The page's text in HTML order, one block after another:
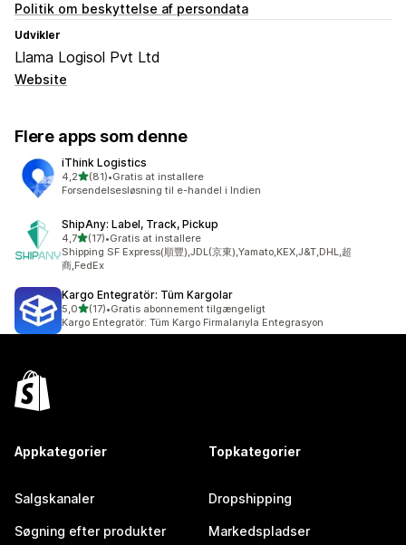
Politik om beskyttelse af persondata
Udvikler
Llama Logisol Pvt Ltd
Website
Flere apps som denne
iThink Logistics
4,2ud af 5 stjerner
(81)
81 anmeldelser i alt
•Gratis at installere
Forsendelsesløsning til e-handel i Indien
ShipAny: Label, Track, Pickup
4,7ud af 5 stjerner
(17)
17 anmeldelser i alt
•Gratis at installere
Shipping SF Express(順豐),JDL(京東),Yamato,KEX,J&T,DHL,超
商,FedEx
Kargo Entegratör: Tüm Kargolar
5,0ud af 5 stjerner
(17)
17 anmeldelser i alt
•Gratis abonnement tilgængeligt
Kargo Entegratör: Tüm Kargo Firmalarıyla Entegrasyon
Appkategorier
Salgskanaler
Søgning efter produkter
Topkategorier
Dropshipping
Markedspladser